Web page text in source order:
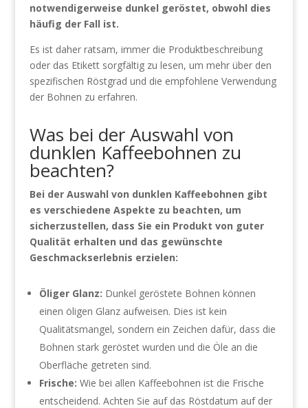
notwendigerweise dunkel geröstet, obwohl dies
häufig der Fall ist.
Es ist daher ratsam, immer die Produktbeschreibung
oder das Etikett sorgfältig zu lesen, um mehr über den
spezifischen Röstgrad und die empfohlene Verwendung
der Bohnen zu erfahren.
Was bei der Auswahl von
dunklen Kaffeebohnen zu
beachten?
Bei der Auswahl von dunklen Kaffeebohnen gibt
es verschiedene Aspekte zu beachten, um
sicherzustellen, dass Sie ein Produkt von guter
Qualität erhalten und das gewünschte
Geschmackserlebnis erzielen:
Öliger Glanz: Dunkel geröstete Bohnen können
einen öligen Glanz aufweisen. Dies ist kein
Qualitätsmangel, sondern ein Zeichen dafür, dass die
Bohnen stark geröstet wurden und die Öle an die
Oberfläche getreten sind.
Frische: Wie bei allen Kaffeebohnen ist die Frische
entscheidend. Achten Sie auf das Röstdatum auf der